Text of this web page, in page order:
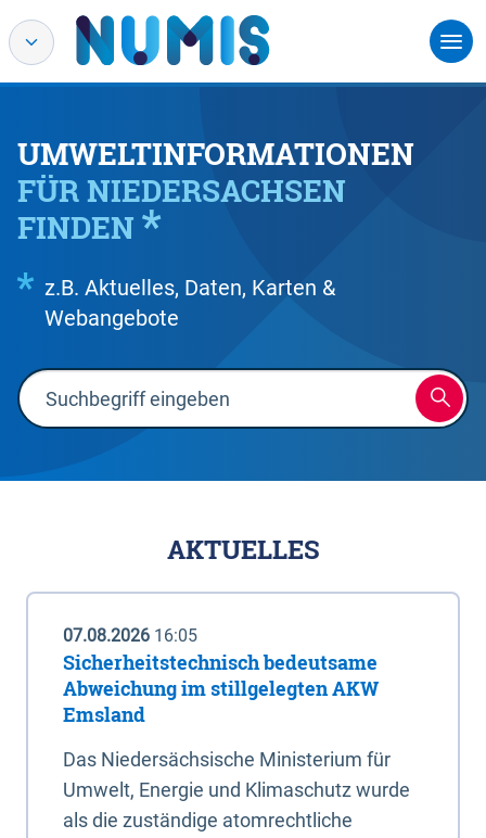
UMWELTINFORMATIONEN
FÜR NIEDERSACHSEN
FINDEN
z.B. Aktuelles, Daten, Karten &
Webangebote
AKTUELLES
07.08.2026 16:05
Sicherheitstechnisch bedeutsame
Abweichung im stillgelegten AKW
Emsland
Das Niedersächsische Ministerium für
Umwelt, Energie und Klimaschutz wurde
als die zuständige atomrechtliche